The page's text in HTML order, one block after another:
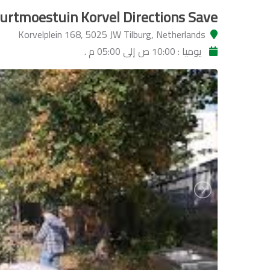
Korvel Directions Save
Korvelplein 168, 5025 JW Tilburg, Netherlands
يوميا : 10:00 ص إلى 05:00 م .